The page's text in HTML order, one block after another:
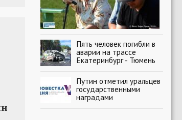
Пять человек погибли в
аварии на трассе
Екатеринбург - Тюмень
Путин отметил уральцев
государственными
наградами